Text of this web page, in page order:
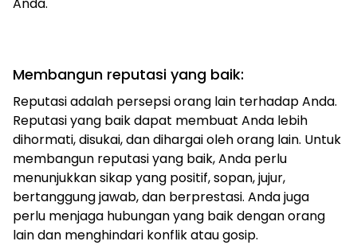
Membangun reputasi yang baik:
Reputasi adalah persepsi orang lain terhadap Anda.
Reputasi yang baik dapat membuat Anda lebih
dihormati, disukai, dan dihargai oleh orang lain. Untuk
membangun reputasi yang baik, Anda perlu
menunjukkan sikap yang positif, sopan, jujur,
bertanggung jawab, dan berprestasi. Anda juga
perlu menjaga hubungan yang baik dengan orang
lain dan menghindari konflik atau gosip.